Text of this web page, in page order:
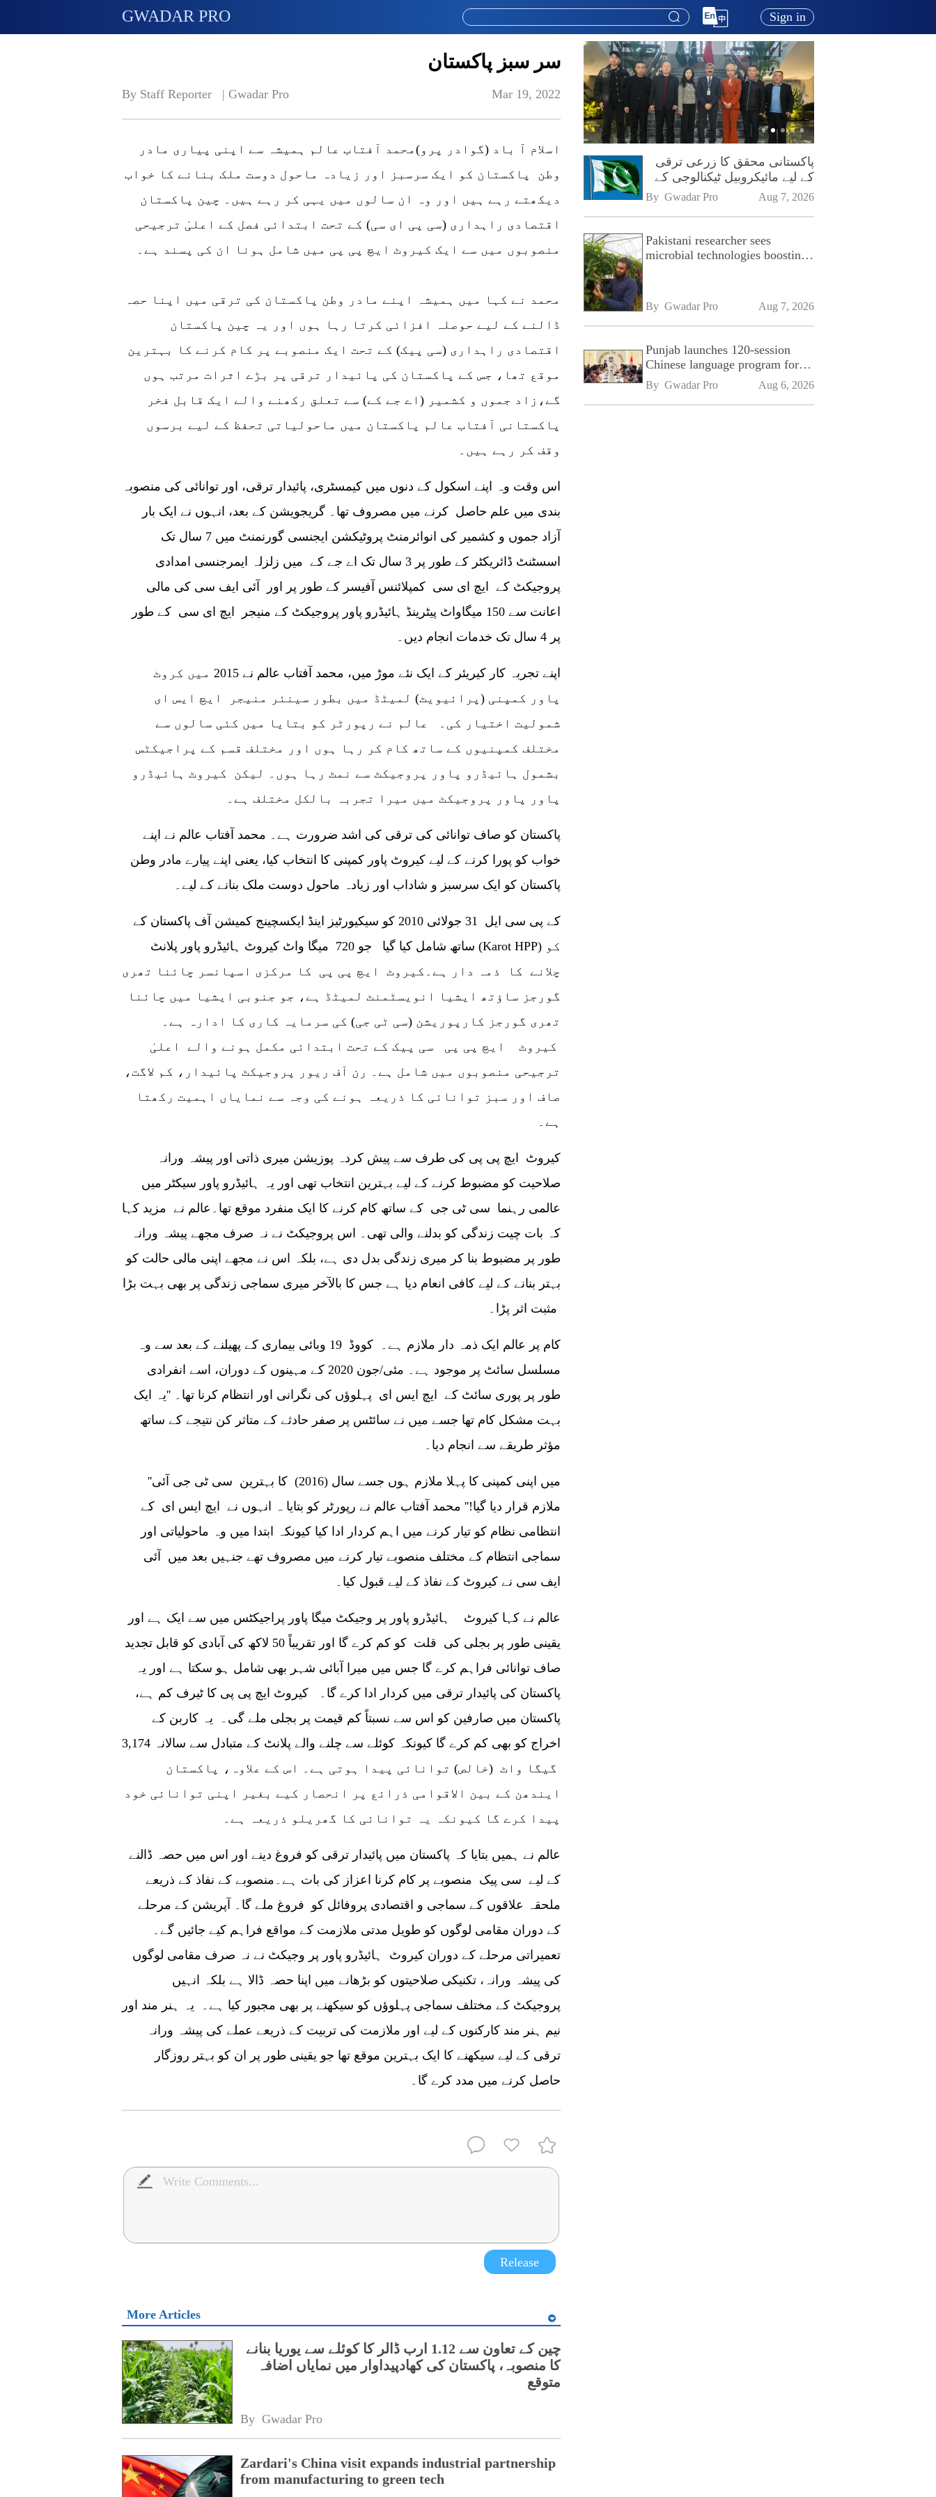
GWADAR PRO Sign in
سر سبز پاکستان
By Staff Reporter   | Gwadar Pro Mar 19, 2022
وطن پاکستان کو ایک سرسبز اور زیادہ ماحول دوست ملک بنانے کا خواب
دیکھتے رہے ہیں اور وہ ان سالوں میں یہی کر رہے ہیں۔ چین پاکستان
اقتصادی راہداری (سی پی ای سی) کے تحت ابتدائی فصل کے اعلیٰ ترجیحی
منصوبوں میں سے ایک کیروٹ ایچ پی پی میں شامل ہونا ان کی پسند ہے۔
محمد نے کہا میں ہمیشہ اپنے مادر وطن پاکستان کی ترقی میں اپنا حصہ
ڈالنے کے لیے حوصلہ افزائی کرتا رہا ہوں اور یہ چین پاکستان
اقتصادی راہداری (سی پیک) کے تحت ایک منصوبے پر کام کرنے کا بہترین
موقع تھا، جس کے پاکستان کی پائیدار ترقی پر بڑے اثرات مرتب ہوں
گے،زاد جموں و کشمیر (اے جے کے) سے تعلق رکھنے والے ایک قابل فخر
پاکستانی آفتاب عالم پاکستان میں ماحولیاتی تحفظ کے لیے برسوں
وقف کر رہے ہیں۔
اس وقت وہ اپنے اسکول کے دنوں میں کیمسٹری، پائیدار ترقی، اور توانائی کی منصوبہ
بندی میں علم حاصل کرنے میں مصروف تھا۔ گریجویشن کے بعد، انہوں نے ایک بار
آزاد جموں و کشمیر کی انوائرمنٹ پروٹیکشن ایجنسی گورنمنٹ میں 7 سال تک
اسسٹنٹ ڈائریکٹر کے طور پر 3 سال تک اے جے کے میں زلزلہ ایمرجنسی امدادی
پروجیکٹ کے ایچ ای سی کمپلائنس آفیسر کے طور پر اور آئی ایف سی کی مالی
اعانت سے 150 میگاواٹ پیٹرینڈ ہائیڈرو پاور پروجیکٹ کے منیجر ایچ ای سی کے طور
پر 4 سال تک خدمات انجام دیں۔
اپنے تجربہ کار کیریئر کے ایک نئے موڑ میں، محمد آفتاب عالم نے 2015 میں کروٹ
پاور کمپنی (پرائیویٹ) لمیٹڈ میں بطور سینئر منیجر ایچ ایس ای
شمولیت اختیار کی۔ عالم نے رپورٹر کو بتایا میں کئی سالوں سے
مختلف کمپنیوں کے ساتھ کام کر رہا ہوں اور مختلف قسم کے پراجیکٹس
بشمول ہائیڈرو پاور پروجیکٹ سے نمٹ رہا ہوں۔ لیکن کیروٹ ہائیڈرو
پاور پاور پروجیکٹ میں میرا تجربہ بالکل مختلف ہے۔
پاکستان کو صاف توانائی کی ترقی کی اشد ضرورت ہے۔ محمد آفتاب عالم نے اپنے
خواب کو پورا کرنے کے لیے کیروٹ پاور کمپنی کا انتخاب کیا، یعنی اپنے پیارے مادر وطن
پاکستان کو ایک سرسبز و شاداب اور زیادہ ماحول دوست ملک بنانے کے لیے۔
کے پی سی ایل 31 جولائی 2010 کو سیکیورٹیز اینڈ ایکسچینج کمیشن آف پاکستان کے
ساتھ شامل کیا گیا جو 720 میگا واٹ کیروٹ ہائیڈرو پاور پلانٹ (Karot HPP) کو
چلانے کا ذمہ دار ہے۔کیروٹ ایچ پی پی کا مرکزی اسپانسر چائنا تھری
گورجز ساؤتھ ایشیا انویسٹمنٹ لمیٹڈ ہے، جو جنوبی ایشیا میں چائنا
تھری گورجز کارپوریشن (سی ٹی جی) کی سرمایہ کاری کا ادارہ ہے۔
کیروٹ ایچ پی پی سی پیک کے تحت ابتدائی مکمل ہونے والے اعلیٰ
ترجیحی منصوبوں میں شامل ہے۔ رن آف ریور پروجیکٹ پائیدار، کم لاگت،
صاف اور سبز توانائی کا ذریعہ ہونے کی وجہ سے نمایاں اہمیت رکھتا
ہے۔
صلاحیت کو مضبوط کرنے کے لیے بہترین انتخاب تھی اور یہ ہائیڈرو پاور سیکٹر میں
عالمی رہنما سی ٹی جی کے ساتھ کام کرنے کا ایک منفرد موقع تھا۔عالم نے مزید کہا
کہ بات چیت زندگی کو بدلنے والی تھی۔ اس پروجیکٹ نے نہ صرف مجھے پیشہ ورانہ
طور پر مضبوط بنا کر میری زندگی بدل دی ہے، بلکہ اس نے مجھے اپنی مالی حالت کو
بہتر بنانے کے لیے کافی انعام دیا ہے جس کا بالآخر میری سماجی زندگی پر بھی بہت بڑا
کام پر عالم ایک ذمہ دار ملازم ہے۔ کووڈ 19 وبائی بیماری کے پھیلنے کے بعد سے وہ
مسلسل سائٹ پر موجود ہے۔ مئی/جون 2020 کے مہینوں کے دوران، اسے انفرادی
طور پر پوری سائٹ کے ایچ ایس ای پہلوؤں کی نگرانی اور انتظام کرنا تھا۔ ''یہ ایک
بہت مشکل کام تھا جسے میں نے سائٹس پر صفر حادثے کے متاثر کن نتیجے کے ساتھ
مؤثر طریقے سے انجام دیا۔
''میں اپنی کمپنی کا پہلا ملازم ہوں جسے سال (2016) کا بہترین سی ٹی جی آئی
ملازم قرار دیا گیا!'' محمد آفتاب عالم نے رپورٹر کو بتایا ہ انہوں نے ایچ ایس ای کے
انتظامی نظام کو تیار کرنے میں اہم کردار ادا کیا کیونکہ ابتدا میں وہ ماحولیاتی اور
سماجی انتظام کے مختلف منصوبے تیار کرنے میں مصروف تھے جنہیں بعد میں آئی
ایف سی نے کیروٹ کے نفاذ کے لیے قبول کیا۔
یقینی طور پر بجلی کی قلت کو کم کرے گا اور تقریباً 50 لاکھ کی آبادی کو قابل تجدید
صاف توانائی فراہم کرے گا جس میں میرا آبائی شہر بھی شامل ہو سکتا ہے اور یہ
پاکستان کی پائیدار ترقی میں کردار ادا کرے گا۔ کیروٹ ایچ پی پی کا ٹیرف کم ہے،
پاکستان میں صارفین کو اس سے نسبتاً کم قیمت پر بجلی ملے گی۔ یہ کاربن کے
اخراج کو بھی کم کرے گا کیونکہ کوئلے سے چلنے والے پلانٹ کے متبادل سے سالانہ 3,174
گیگا واٹ (خالص) توانائی پیدا ہوتی ہے۔ اس کے علاوہ، پاکستان
ایندھن کے بین الاقوامی ذرائع پر انحصار کیے بغیر اپنی توانائی خود
پیدا کرے گا کیونکہ یہ توانائی کا گھریلو ذریعہ ہے۔
عالم نے ہمیں بتایا کہ پاکستان میں پائیدار ترقی کو فروغ دینے اور اس میں حصہ ڈالنے
کے لیے سی پیک منصوبے پر کام کرنا اعزاز کی بات ہے۔منصوبے کے نفاذ کے ذریعے
ملحقہ علاقوں کے سماجی و اقتصادی پروفائل کو فروغ ملے گا۔ آپریشن کے مرحلے
کے دوران مقامی لوگوں کو طویل مدتی ملازمت کے مواقع فراہم کیے جائیں گے۔
تعمیراتی مرحلے کے دوران کیروٹ ہائیڈرو پاور پر وجیکٹ نے نہ صرف مقامی لوگوں
کی پیشہ ورانہ، تکنیکی صلاحیتوں کو بڑھانے میں اپنا حصہ ڈالا ہے بلکہ انہیں
پروجیکٹ کے مختلف سماجی پہلوؤں کو سیکھنے پر بھی مجبور کیا ہے۔ یہ ہنر مند اور
نیم ہنر مند کارکنوں کے لیے اور ملازمت کی تربیت کے ذریعے عملے کی پیشہ ورانہ
ترقی کے لیے سیکھنے کا ایک بہترین موقع تھا جو یقینی طور پر ان کو بہتر روزگار
حاصل کرنے میں مدد کرے گا۔
Release
More Articles
چین کے تعاون سے 1.12 ارب ڈالر کا کوئلے سے یوریا بنانے
کا منصوبہ، پاکستان کی کھادپیداوار میں نمایاں اضافہ
متوقع
By Gwadar Pro
Zardari's China visit expands industrial partnership
from manufacturing to green tech
پاکستانی محقق کا زرعی ترقی
کے لیے مائیکروبیل ٹیکنالوجی کے
فروغ پر زور
By Gwadar Pro Aug 7, 2026
Pakistani researcher sees
microbial technologies boosting
By Gwadar Pro Aug 7, 2026
Punjab launches 120-session
Chinese language program for
SPU
By Gwadar Pro Aug 6, 2026